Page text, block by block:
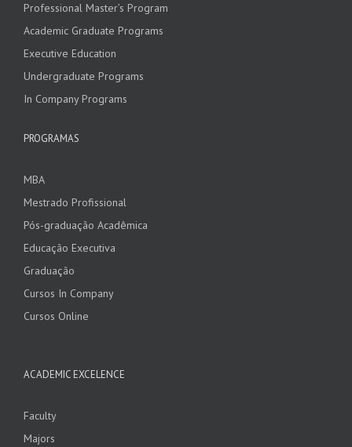
Professional Master’s Program
Academic Graduate Programs
Executive Education
Undergraduate Programs
In Company Programs
PROGRAMAS
MBA
Mestrado Profissional
Pós-graduação Acadêmica
Educação Executiva
Graduação
Cursos In Company
Cursos Online
ACADEMIC EXCELENCE
Faculty
Majors